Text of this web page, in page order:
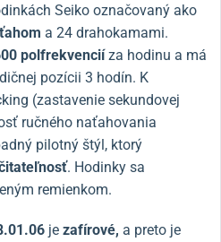
Seiko označovaný ako
a 24 drahokamami.
polfrekvenciíza hodinu a má
pozícii 3 hodín. K
(zastavenie sekundovej
ručného naťahovania
pilotný štýl, ktorý
. Hodinky sa
remienkom.
je zafírové, a preto je